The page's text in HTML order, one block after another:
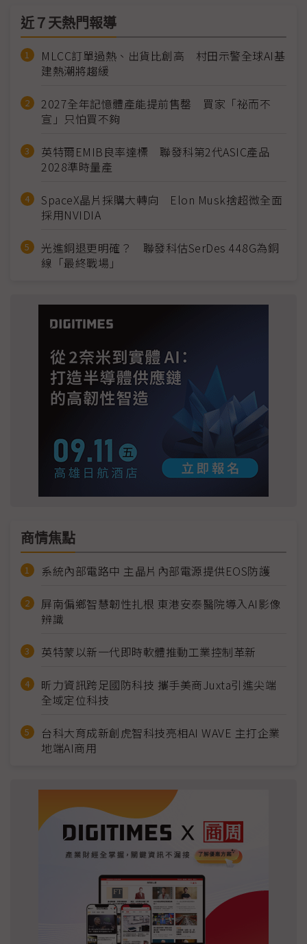
近７天熱門報導
MLCC訂單過熱、出貨比創高 村田示警全球AI基
建熱潮將趨緩
2027全年記憶體產能提前售罄 買家「祕而不
宣」只怕買不夠
英特爾EMIB良率達標 聯發科第2代ASIC產品
2028準時量產
SpaceX晶片採購大轉向 Elon Musk捨超微全面
採用NVIDIA
光進銅退更明確？ 聯發科估SerDes 448G為銅
線「最終戰場」
商情焦點
系統內部電路中 主晶片內部電源提供EOS防護
屏南偏鄉智慧韌性扎根 東港安泰醫院導入AI影像
辨識
英特蒙以新一代即時軟體推動工業控制革新
昕力資訊跨足國防科技 攜手美商Juxta引進尖端
全域定位科技
台科大育成新創虎智科技亮相AI WAVE 主打企業
地端AI商用